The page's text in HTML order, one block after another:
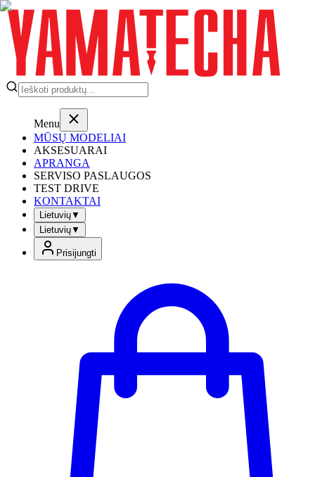
Menu
MŪSŲ MODELIAI
AKSESUARAI
APRANGA
SERVISO PASLAUGOS
TEST DRIVE
KONTAKTAI
Lietuvių▼
Lietuvių▼
Prisijungti